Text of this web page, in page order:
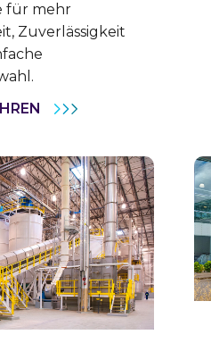
für mehr
Zuverlässigkeit
VARTA
PRODUKT-
RELAUNCH
PÜNKTLICH
ZUR
SAISON
UND
KOMPLETTIERT
DAS
VARTA
AUTOMOTIVE
PORTFOLIO